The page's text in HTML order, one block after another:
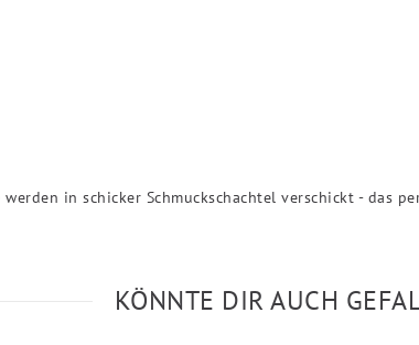
in schicker Schmuckschachtel verschickt - das
KÖNNTE DIR AUCH